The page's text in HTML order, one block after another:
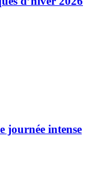
journée intense